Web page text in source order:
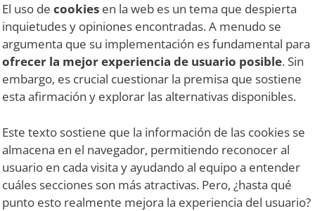
El uso de cookies en la web es un tema que despierta
inquietudes y opiniones encontradas. A menudo se
argumenta que su implementación es fundamental para
ofrecer la mejor experiencia de usuario posible. Sin
embargo, es crucial cuestionar la premisa que sostiene
esta afirmación y explorar las alternativas disponibles.
Este texto sostiene que la información de las cookies se
almacena en el navegador, permitiendo reconocer al
usuario en cada visita y ayudando al equipo a entender
cuáles secciones son más atractivas. Pero, ¿hasta qué
punto esto realmente mejora la experiencia del usuario?